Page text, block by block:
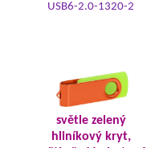
USB6-2.0-1320-2
světle zelený
hliníkový kryt,